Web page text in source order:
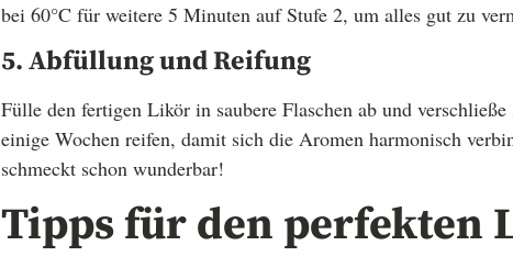
bei 60°C für weitere 5 Minuten auf Stufe 2, um alles gut zu
5. Abfüllung und Reifung
Fülle den fertigen Likör in saubere Flaschen ab und
einige Wochen reifen, damit sich die Aromen harmonisch
schmeckt schon wunderbar!
Tipps für den perfekten